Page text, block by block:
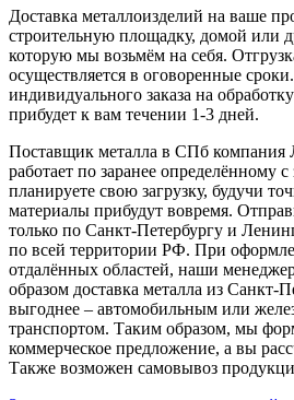
Доставка металлоизделий на ваше
строительную площадку, домой или
которую мы возьмём на себя.
осуществляется в оговоренные
индивидуального заказа на
прибудет к вам течении 1-3 дней.
Поставщик металла в СПб компания
работает по заранее определённому
планируете свою загрузку, будучи
материалы прибудут вовремя.
только по Санкт-Петербургу и
по всей территории РФ. При
отдалённых областей, наши
образом доставка металла из Санкт-
выгоднее – автомобильным или
транспортом. Таким образом, мы
коммерческое предложение, а вы
Также возможен самовывоз